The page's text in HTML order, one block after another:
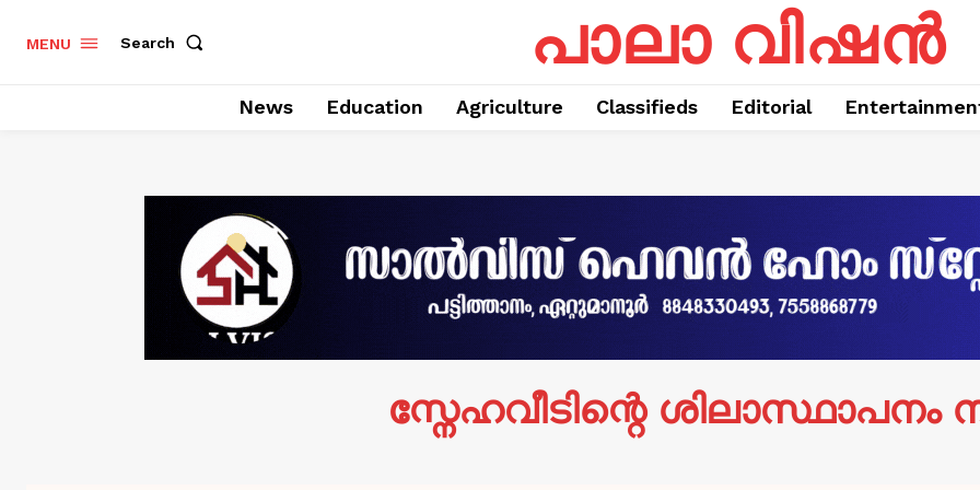
MENU Search പാലാ വിഷൻ
News Education Agriculture Classifieds Editorial
സ്നേഹവീടിന്റെ ശിലാസ്ഥാപനം